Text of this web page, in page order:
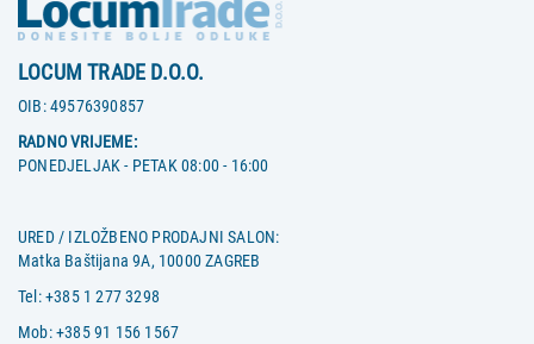
LOCUM TRADE D.O.O.
OIB:49576390857
RADNO VRIJEME:
PONEDJELJAK - PETAK 08:00 - 16:00
URED / IZLOŽBENO PRODAJNI SALON:
Matka Baštijana 9A, 10000 ZAGREB
Tel:+385 1 277 3298
Mob:+385 91 156 1567